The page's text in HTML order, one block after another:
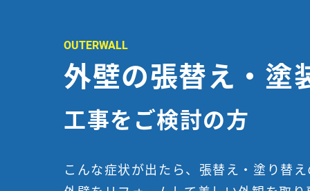
OUTERWALL
外壁の張替え・塗
工事をご検討の方
こんな症状が出たら、張替え・塗り替